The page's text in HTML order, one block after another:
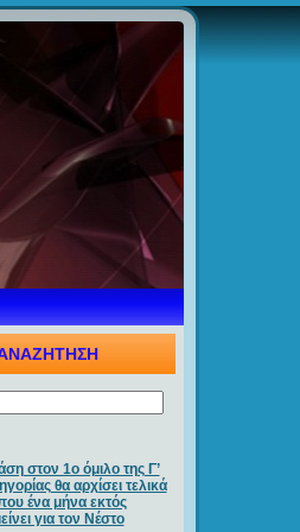
στον 1ο όμιλο της Γ’
θα αρχίσει τελικά
ένα μήνα εκτός
για τον Νέστο